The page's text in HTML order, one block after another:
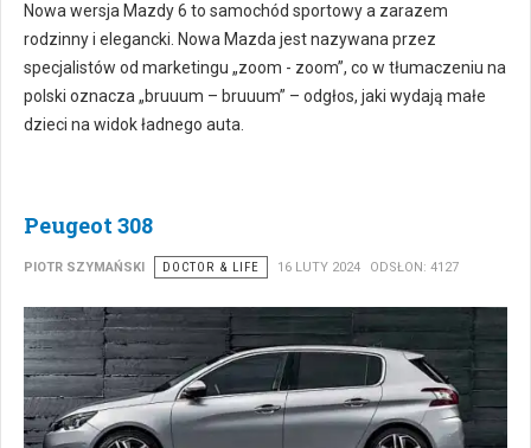
Nowa wersja Mazdy 6 to samochód sportowy a zarazem
rodzinny i elegancki. Nowa Mazda jest nazywana przez
specjalistów od marketingu „zoom - zoom”, co w tłumaczeniu na
polski oznacza „bruuum – bruuum” – odgłos, jaki wydają małe
dzieci na widok ładnego auta.
Peugeot 308
PIOTR SZYMAŃSKI DOCTOR & LIFE 16 LUTY 2024 ODSŁON: 4127